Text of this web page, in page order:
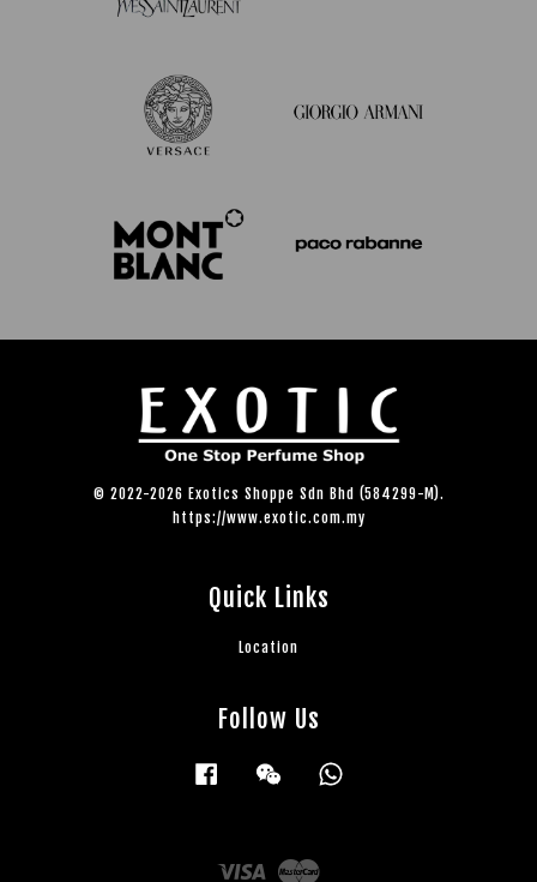
© 2022-2026 Exotics Shoppe Sdn Bhd (584299-M).
https://www.exotic.com.my
Quick Links
Location
Follow Us
Facebook Wechat
Visa